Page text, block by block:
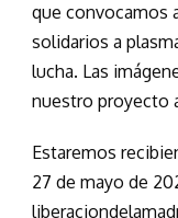
que convocamos
solidarios a
lucha. Las
nuestro proyecto
Estaremos
27 de mayo de